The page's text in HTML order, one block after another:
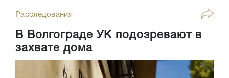
Расследования
В Волгограде УК подозревают в
захвате дома